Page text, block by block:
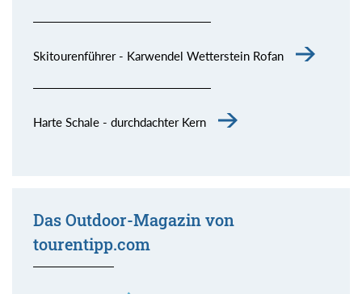
Skitourenführer - Karwendel Wetterstein Rofan
Harte Schale - durchdachter Kern
Das Outdoor-Magazin von
tourentipp.com